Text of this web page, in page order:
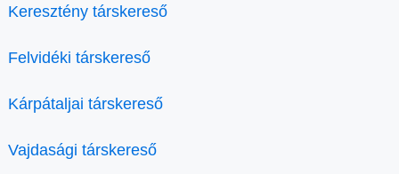
Keresztény társkereső
Felvidéki társkereső
Kárpátaljai társkereső
Vajdasági társkereső